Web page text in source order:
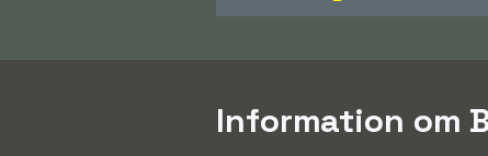
Information om